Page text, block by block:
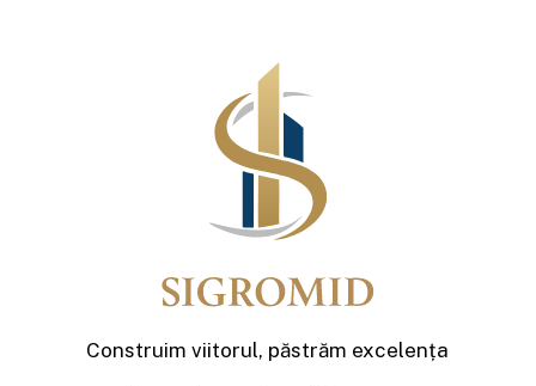
Construim viitorul, păstrăm excelența